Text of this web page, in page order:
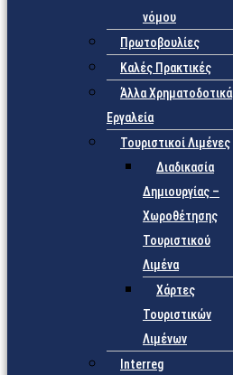
νόμου
Πρωτοβουλίες
Καλές Πρακτικές
Άλλα Χρηματοδοτικά
Εργαλεία
Τουριστικοί Λιμένες
Διαδικασία
Δημιουργίας –
Χωροθέτησης
Τουριστικού
Λιμένα
Χάρτες
Τουριστικών
Λιμένων
Interreg